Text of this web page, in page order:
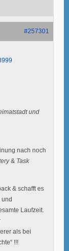
#257301
und
nach noch
& Task
& schafft es
und
Laufzeit.
als bei
!!!